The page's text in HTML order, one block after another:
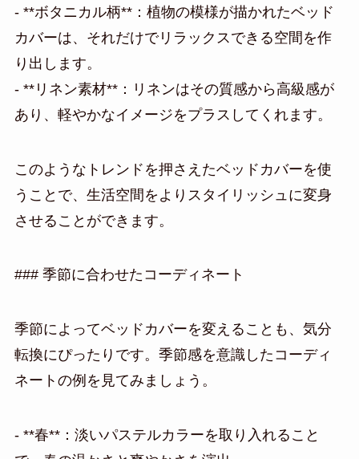
- **ボタニカル柄**：植物の模様が描かれたベッド
カバーは、それだけでリラックスできる空間を作
り出します。
- **リネン素材**：リネンはその質感から高級感が
あり、軽やかなイメージをプラスしてくれます。
このようなトレンドを押さえたベッドカバーを使
うことで、生活空間をよりスタイリッシュに変身
させることができます。
### 季節に合わせたコーディネート
季節によってベッドカバーを変えることも、気分
転換にぴったりです。季節感を意識したコーディ
ネートの例を見てみましょう。
- **春**：淡いパステルカラーを取り入れること